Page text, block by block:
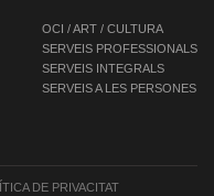
OCI / ART / CULTURA
SERVEIS PROFESSIONALS
SERVEIS INTEGRALS
SERVEIS A LES PERSONES
DE PRIVACITAT